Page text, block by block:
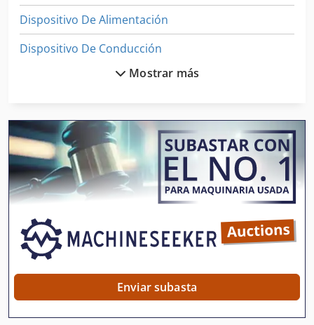
Dispositivo De Alimentación
Dispositivo De Conducción
Dispositivo De Corte
Dispositivo De Parte
Dispositivo De Preparación
Dispositivo De Puesta A
Dispositivo De Torneado
Dispositivo De Tracción
Dispositivos De Control
Mostrar más
Enviar subasta